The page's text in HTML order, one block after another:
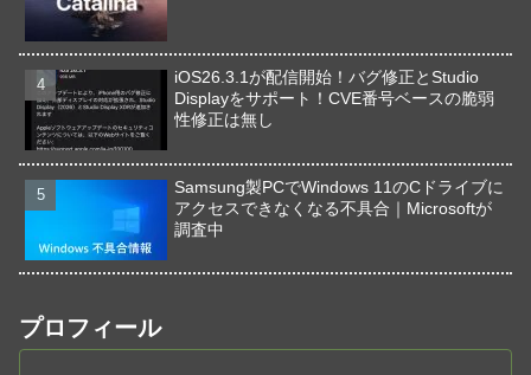
iOS26.3.1が配信開始！バグ修正とStudio
Displayをサポート！CVE番号ベースの脆弱
性修正は無し
Samsung製PCでWindows 11のCドライブに
アクセスできなくなる不具合｜Microsoftが
調査中
プロフィール